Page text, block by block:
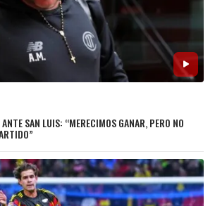
SAN LUIS: “MERECIMOS GANAR, PERO NO